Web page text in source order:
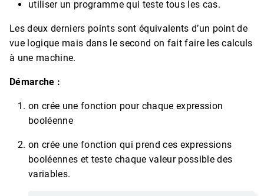
utiliser un programme qui teste tous les cas.
Les deux derniers points sont équivalents d’un point de
vue logique mais dans le second on fait faire les calculs
à une machine.
Démarche :
on crée une fonction pour chaque expression
booléenne
on crée une fonction qui prend ces expressions
booléennes et teste chaque valeur possible des
variables.